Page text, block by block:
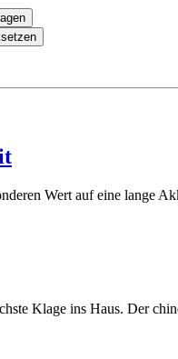
Wert auf eine lange
Klage ins Haus. Der